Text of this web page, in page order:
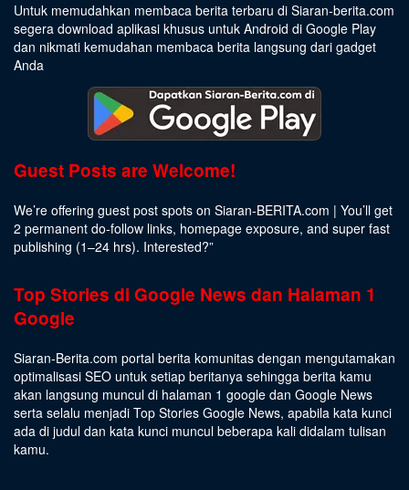
Untuk memudahkan membaca berita terbaru di Siaran-berita.com
segera download aplikasi khusus untuk Android di Google Play
dan nikmati kemudahan membaca berita langsung dari gadget
Anda
Guest Posts are Welcome!
We’re offering guest post spots on Siaran-BERITA.com | You’ll get
2 permanent do-follow links, homepage exposure, and super fast
publishing (1–24 hrs). Interested?”
Top Stories di Google News dan Halaman 1
Google
Siaran-Berita.com portal berita komunitas dengan mengutamakan
optimalisasi SEO untuk setiap beritanya sehingga berita kamu
akan langsung muncul di halaman 1 google dan Google News
serta selalu menjadi Top Stories Google News, apabila kata kunci
ada di judul dan kata kunci muncul beberapa kali didalam tulisan
kamu.